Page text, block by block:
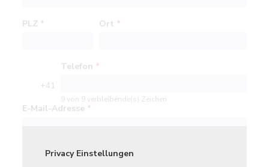
PLZ * Ort *
+41
Telefon *
9 von 9 verbleibende(s) Zeichen
E-Mail-Adresse *
Firma / Arbeitgeber
Privacy Einstellungen